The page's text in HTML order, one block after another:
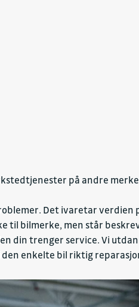
på andre
Det ivaretar verdien
til bilmerke, men står
din trenger service. Vi
enkelte bil riktig